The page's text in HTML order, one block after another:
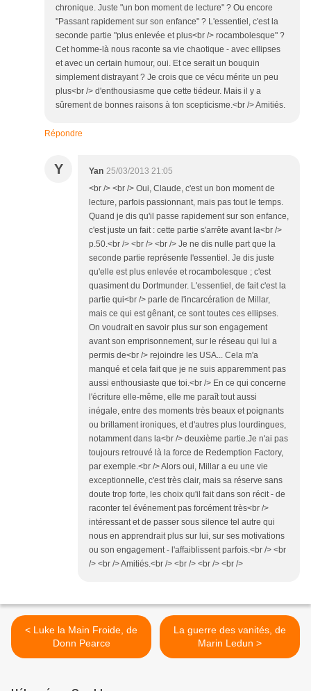
chronique. Juste "un bon moment de lecture" ? Ou encore
"Passant rapidement sur son enfance" ? L'essentiel, c'est la
seconde partie "plus enlevée et plus<br /> rocambolesque" ?
Cet homme-là nous raconte sa vie chaotique - avec ellipses
et avec un certain humour, oui. Et ce serait un bouquin
simplement distrayant ? Je crois que ce vécu mérite un peu
plus<br /> d'enthousiasme que cette tiédeur. Mais il y a
sûrement de bonnes raisons à ton scepticisme.<br /> Amitiés.
Répondre
Y Yan 25/03/2013 21:05
<br /> <br /> Oui, Claude, c'est un bon moment de
lecture, parfois passionnant, mais pas tout le temps.
Quand je dis qu'il passe rapidement sur son enfance,
c'est juste un fait : cette partie s'arrête avant la<br />
p.50.<br /> <br /> <br /> Je ne dis nulle part que la
seconde partie représente l'essentiel. Je dis juste
qu'elle est plus enlevée et rocambolesque ; c'est
quasiment du Dortmunder. L'essentiel, de fait c'est la
partie qui<br /> parle de l'incarcération de Millar,
mais ce qui est gênant, ce sont toutes ces ellipses.
On voudrait en savoir plus sur son engagement
avant son emprisonnement, sur le réseau qui lui a
permis de<br /> rejoindre les USA... Cela m'a
manqué et cela fait que je ne suis apparemment pas
aussi enthousiaste que toi.<br /> En ce qui concerne
l'écriture elle-même, elle me paraît tout aussi
inégale, entre des moments très beaux et poignants
ou brillament ironiques, et d'autres plus lourdingues,
notamment dans la<br /> deuxième partie.Je n'ai pas
toujours retrouvé là la force de Redemption Factory,
par exemple.<br /> Alors oui, Millar a eu une vie
exceptionnelle, c'est très clair, mais sa réserve sans
doute trop forte, les choix qu'il fait dans son récit - de
raconter tel événement pas forcément très<br />
intéressant et de passer sous silence tel autre qui
nous en apprendrait plus sur lui, sur ses motivations
ou son engagement - l'affaiblissent parfois.<br /> <br
/> <br /> Amitiés.<br /> <br /> <br /> <br />
< Luke la Main Froide, de
Donn Pearce
La guerre des vanités, de
Marin Ledun >